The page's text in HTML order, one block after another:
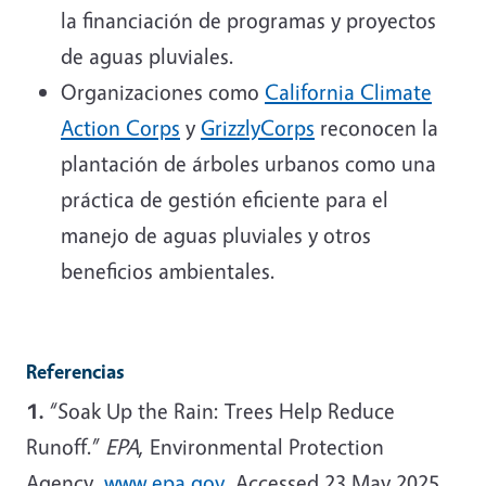
la financiación de programas y proyectos
de aguas pluviales.
Organizaciones como California Climate
Action Corps y GrizzlyCorps reconocen la
plantación de árboles urbanos como una
práctica de gestión eficiente para el
manejo de aguas pluviales y otros
beneficios ambientales.
Referencias
1. “Soak Up the Rain: Trees Help Reduce
Runoff.” EPA, Environmental Protection